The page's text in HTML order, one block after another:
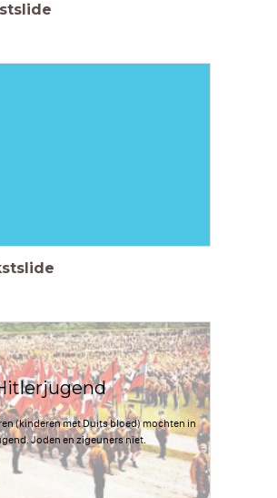
(kinderen met Duits bloed) mochten in
Joden en zigeuners niet.